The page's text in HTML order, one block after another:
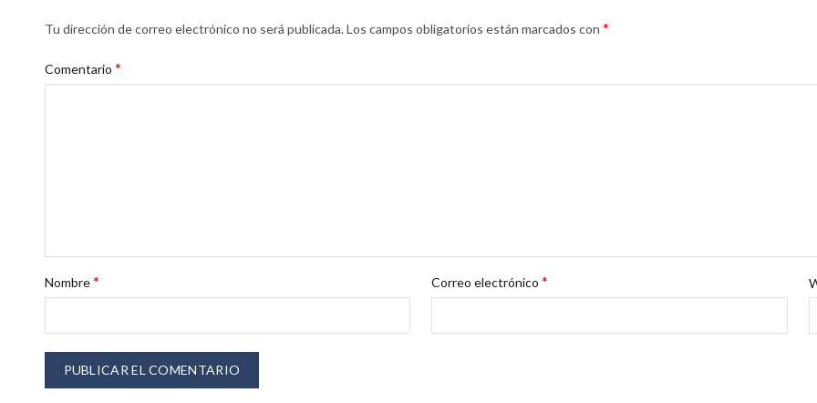
Tu dirección de correo electrónico no será publicada. Los campos obligatorios están marcados con *
Comentario *
Nombre* Correo electrónico*